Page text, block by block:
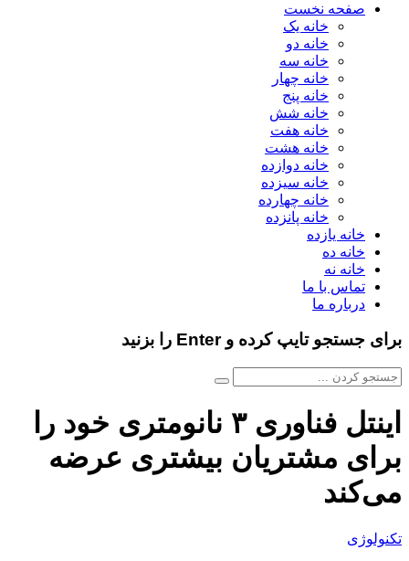
صفحه نخست
خانه یک
خانه دو
خانه سه
خانه چهار
خانه پنج
خانه شش
خانه هفت
خانه هشت
خانه دوازده
خانه سیزده
خانه چهارده
خانه پانزده
خانه یازده
خانه ده
خانه نه
تماس با ما
درباره ما
برای جستجو تایپ کرده و Enter را بزنید
اینتل فناوری ۳ نانومتری خود را
برای مشتریان بیشتری عرضه
می‌کند
تکنولوژی